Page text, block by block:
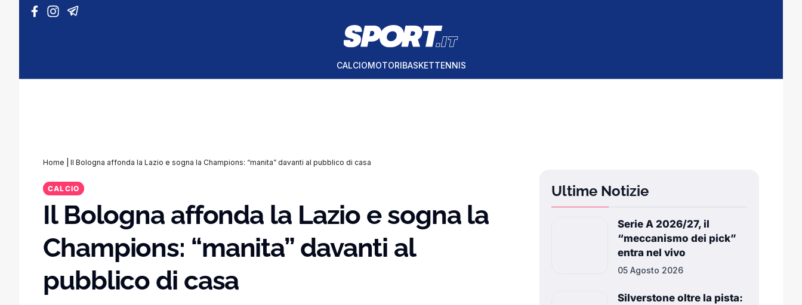
Vai al contenuto
CALCIOMOTORIBASKETTENNIS
Home Il Bologna affonda la Lazio e sogna la Champions: “manita” davanti al pubblico di casa
CALCIO
Il Bologna affonda la Lazio e sogna la
Champions: “manita” davanti al
pubblico di casa
Ultime Notizie
Serie A 2026/27, il
“meccanismo dei pick”
entra nel vivo
05 Agosto 2026
Silverstone oltre la pista: